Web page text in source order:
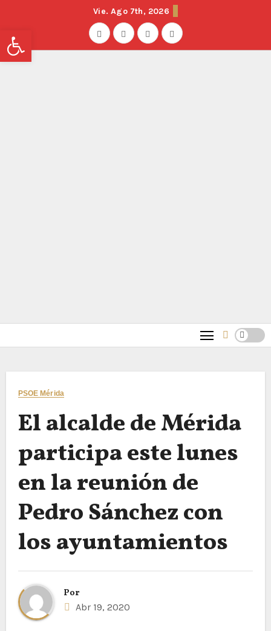
Vie. Ago 7th, 2026
PSOE Mérida
El alcalde de Mérida
participa este lunes
en la reunión de
Pedro Sánchez con
los ayuntamientos
Por
Abr 19, 2020
Abrir barra de herramientas